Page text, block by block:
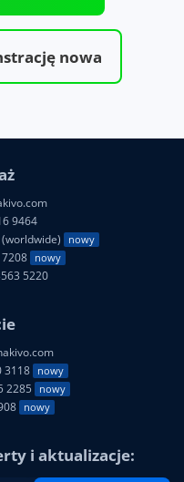
nowa
9464
nowy
nowy
5220
3118 nowy
2285 nowy
nowy
i aktualizacje: